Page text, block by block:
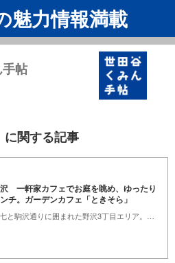
魅力情報満載
帖
に関する記事
一軒家カフェでお庭を眺め、ゆったり
チ。ガーデンカフェ「ときそら」